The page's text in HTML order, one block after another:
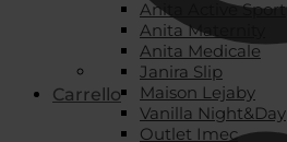
Carrello
Anita Active Sport
Anita Maternity
Anita Medicale
Janira Slip
Maison Lejaby
Vanilla Night&Day
Outlet Imec